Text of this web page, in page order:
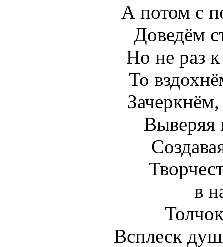
А потом с
Доведём
Но не раз
То
Выверяя
в
Всплеск